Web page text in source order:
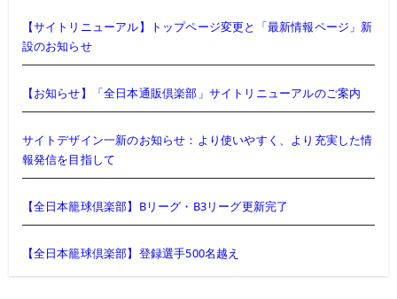
【サイトリニューアル】トップページ変更と「最新情報ページ」新
設のお知らせ
【お知らせ】「全日本通販倶楽部」サイトリニューアルのご案内
サイトデザイン一新のお知らせ：より使いやすく、より充実した情
報発信を目指して
【全日本籠球倶楽部】Bリーグ・B3リーグ更新完了
【全日本籠球倶楽部】登録選手500名越え